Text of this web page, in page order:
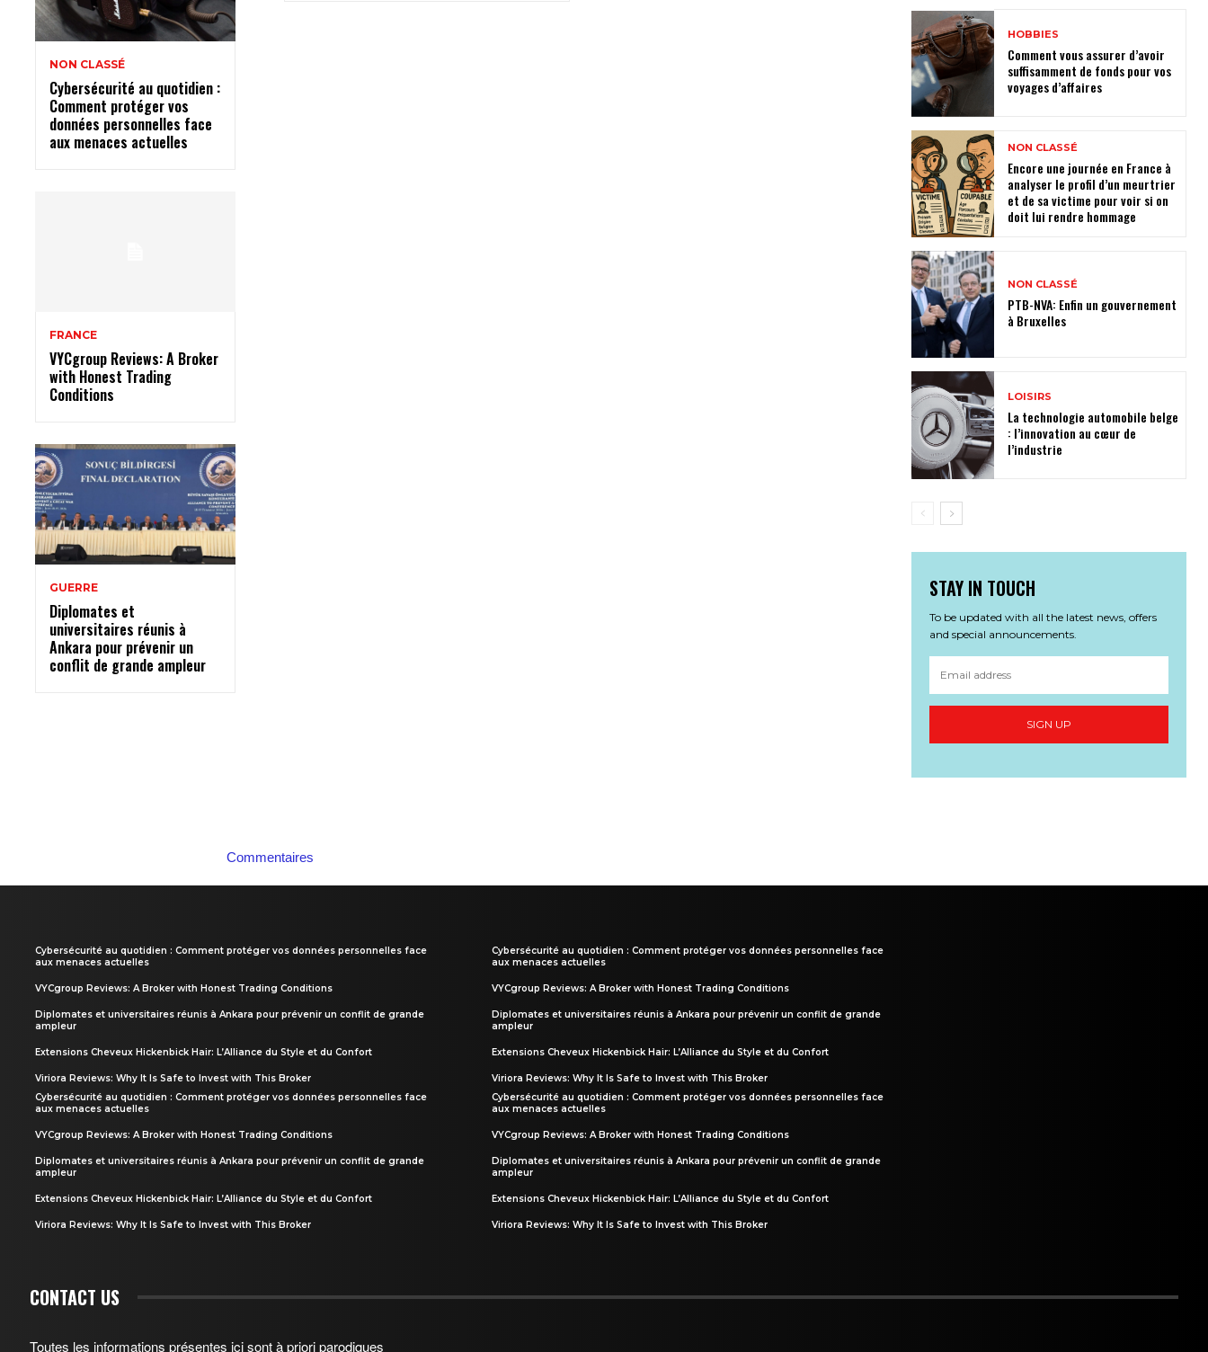
NON CLASSÉ
Cybersécurité au quotidien :
Comment protéger vos
données personnelles face
aux menaces actuelles
FRANCE
VYCgroup Reviews: A Broker
with Honest Trading
Conditions
GUERRE
Diplomates et
universitaires réunis à
Ankara pour prévenir un
conflit de grande ampleur
HOBBIES
Comment vous assurer d’avoir
suffisamment de fonds pour vos
voyages d’affaires
NON CLASSÉ
Encore une journée en France à
analyser le profil d’un meurtrier
et de sa victime pour voir si on
doit lui rendre hommage
NON CLASSÉ
PTB-NVA: Enfin un gouvernement
à Bruxelles
LOISIRS
La technologie automobile belge
: l’innovation au cœur de
l’industrie
STAY IN TOUCH
To be updated with all the latest news, offers
and special announcements.
SIGN UP
Commentaires
Cybersécurité au quotidien : Comment protéger vos données personnelles face
aux menaces actuelles
VYCgroup Reviews: A Broker with Honest Trading Conditions
Diplomates et universitaires réunis à Ankara pour prévenir un conflit de grande
ampleur
Extensions Cheveux Hickenbick Hair: L’Alliance du Style et du Confort
Viriora Reviews: Why It Is Safe to Invest with This Broker
Cybersécurité au quotidien : Comment protéger vos données personnelles face
aux menaces actuelles
VYCgroup Reviews: A Broker with Honest Trading Conditions
Diplomates et universitaires réunis à Ankara pour prévenir un conflit de grande
ampleur
Extensions Cheveux Hickenbick Hair: L’Alliance du Style et du Confort
Viriora Reviews: Why It Is Safe to Invest with This Broker
Cybersécurité au quotidien : Comment protéger vos données personnelles face
aux menaces actuelles
VYCgroup Reviews: A Broker with Honest Trading Conditions
Diplomates et universitaires réunis à Ankara pour prévenir un conflit de grande
ampleur
Extensions Cheveux Hickenbick Hair: L’Alliance du Style et du Confort
Viriora Reviews: Why It Is Safe to Invest with This Broker
Cybersécurité au quotidien : Comment protéger vos données personnelles face
aux menaces actuelles
VYCgroup Reviews: A Broker with Honest Trading Conditions
Diplomates et universitaires réunis à Ankara pour prévenir un conflit de grande
ampleur
Extensions Cheveux Hickenbick Hair: L’Alliance du Style et du Confort
Viriora Reviews: Why It Is Safe to Invest with This Broker
CONTACT US
Toutes les informations présentes ici sont à priori parodiques